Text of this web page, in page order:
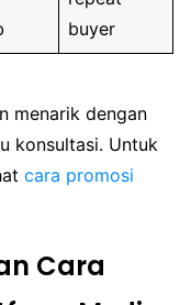
buyer
menarik dengan
konsultasi. Untuk
cara promosi
Cara